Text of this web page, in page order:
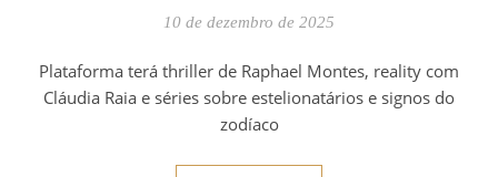
10 de dezembro de 2025
Plataforma terá thriller de Raphael Montes, reality com
Cláudia Raia e séries sobre estelionatários e signos do
zodíaco